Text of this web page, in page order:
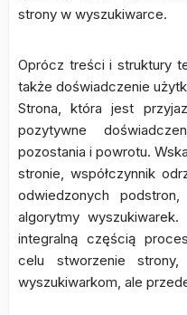
strony w wyszukiwarce.
Oprócz treści i struktury
także doświadczenie
Strona, która jest
pozytywne
pozostania i powrotu.
stronie, współczynnik
odwiedzonych
algorytmy
integralną częścią
celu stworzenie
wyszukiwarkom, ale